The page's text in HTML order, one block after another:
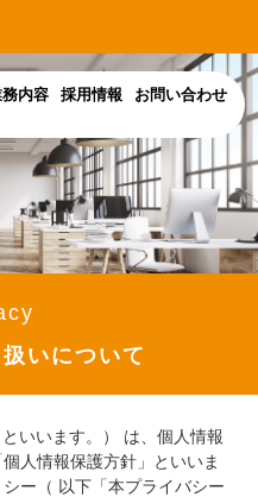
内容 採用情報 お問い合わせ
いについて
いいます。） は、個人情報
人情報保護方針」といいま
ー（ 以下「本プライバシー